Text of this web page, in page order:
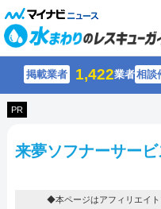
掲載業者 1,422業者相談
PR
来夢ソフナーサー
◆本ページはアフィリエイト